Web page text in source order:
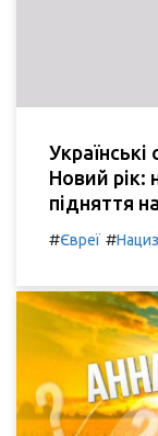
Новий рік:
підняття
#Євреї #